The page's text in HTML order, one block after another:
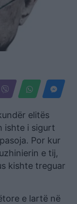
elitës
ishte i sigurt
Por kur
e tij,
kishte treguar
e lartë në